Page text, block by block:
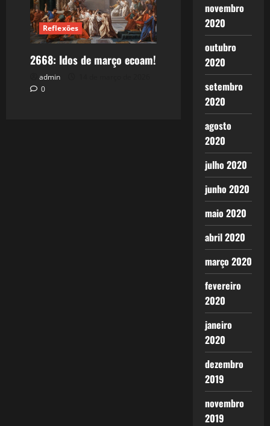
Reflexões
2668: Idos de março ecoam!
admin
0
novembro
2020
outubro
2020
setembro
2020
agosto
2020
julho 2020
junho 2020
maio 2020
abril 2020
março 2020
fevereiro
2020
janeiro
2020
dezembro
2019
novembro
2019